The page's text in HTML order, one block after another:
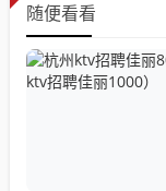
随便看看